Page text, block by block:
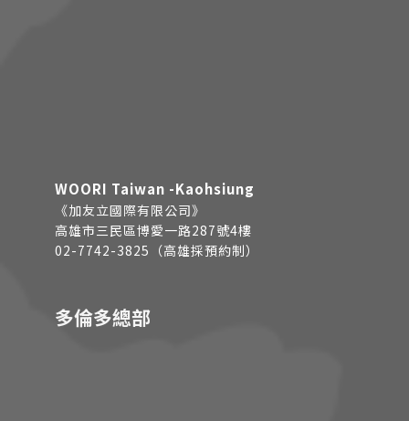
WOORI Taiwan -Kaohsiung
《加友立國際有限公司》
高雄市三民區博愛一路287號4樓
02-7742-3825（高雄採預約制）
多倫多總部